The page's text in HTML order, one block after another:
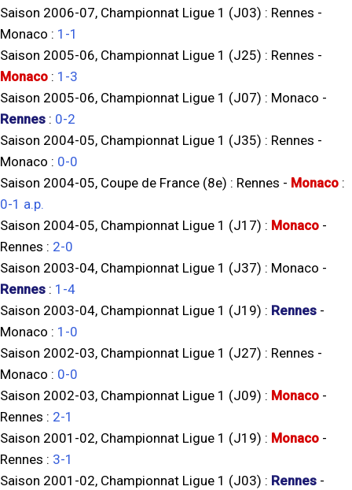
Saison 2006-07, Championnat Ligue 1 (J03) : Rennes -
Monaco : 1-1
Saison 2005-06, Championnat Ligue 1 (J25) : Rennes -
Monaco : 1-3
Saison 2005-06, Championnat Ligue 1 (J07) : Monaco -
Rennes : 0-2
Saison 2004-05, Championnat Ligue 1 (J35) : Rennes -
Monaco : 0-0
Saison 2004-05, Coupe de France (8e) : Rennes - Monaco :
0-1 a.p.
Saison 2004-05, Championnat Ligue 1 (J17) : Monaco -
Rennes : 2-0
Saison 2003-04, Championnat Ligue 1 (J37) : Monaco -
Rennes : 1-4
Saison 2003-04, Championnat Ligue 1 (J19) : Rennes -
Monaco : 1-0
Saison 2002-03, Championnat Ligue 1 (J27) : Rennes -
Monaco : 0-0
Saison 2002-03, Championnat Ligue 1 (J09) : Monaco -
Rennes : 2-1
Saison 2001-02, Championnat Ligue 1 (J19) : Monaco -
Rennes : 3-1
Saison 2001-02, Championnat Ligue 1 (J03) : Rennes -